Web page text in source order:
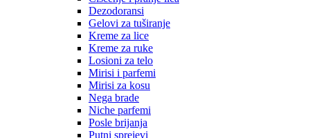
Dezodoransi
Gelovi za tuširanje
Kreme za lice
Kreme za ruke
Losioni za telo
Mirisi i parfemi
Mirisi za kosu
Nega brade
Niche parfemi
Posle brijanja
Putni sprejevi